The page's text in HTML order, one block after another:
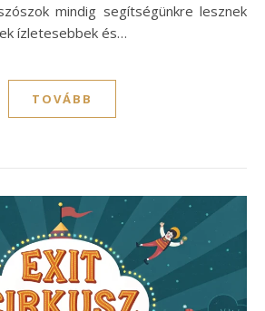
mindig segítségünkre lesznek
ízletesebbek és…
TOVÁBB